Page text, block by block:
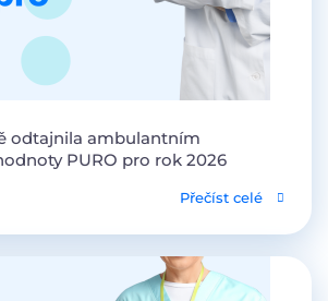
odtajnila ambulantním
PURO pro rok 2026
Přečíst celé